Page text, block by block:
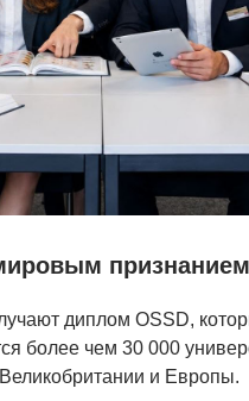
признанием
диплом OSSD,
более чем 30 000
и Европы.